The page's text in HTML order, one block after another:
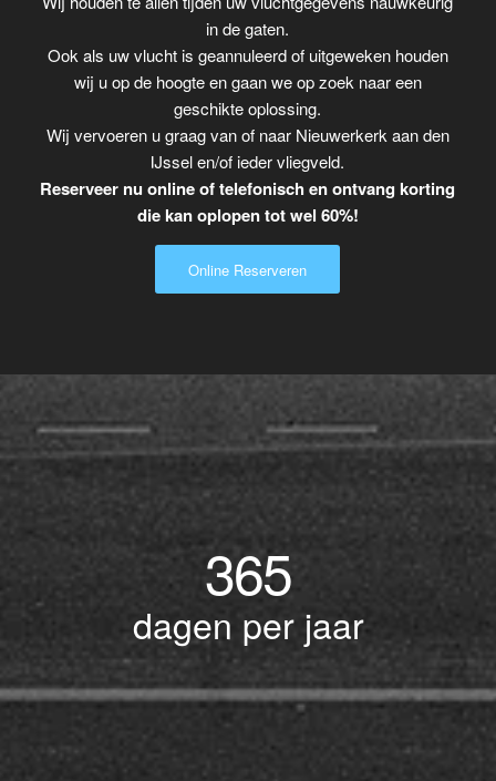
in de gaten.
Ook als uw vlucht is geannuleerd of uitgeweken houden
wij u op de hoogte en gaan we op zoek naar een
geschikte oplossing.
Wij vervoeren u graag van of naar Nieuwerkerk aan den
IJssel en/of ieder vliegveld.
Reserveer nu online of telefonisch en ontvang korting
die kan oplopen tot wel 60%!
Online Reserveren
365
dagen per jaar